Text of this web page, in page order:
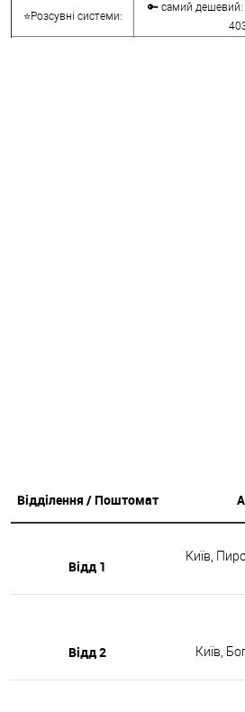
⭐Розсувні системи:
🔑 самий дешевий:
Відділення / Поштомат
Відд 1
Київ,
Відд 2 Київ,